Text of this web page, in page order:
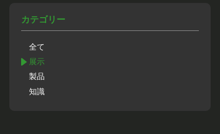
カテゴリー
全て
展示
製品
知識